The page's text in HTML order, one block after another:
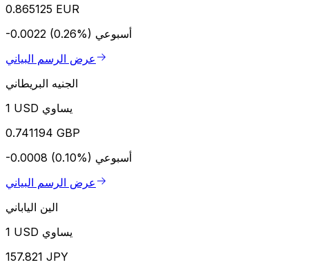
0.865125 EUR
-0.0022 (0.26%) أسبوعي
عرض الرسم البياني
الجنيه البريطاني
1 USD يساوي
0.741194 GBP
-0.0008 (0.10%) أسبوعي
عرض الرسم البياني
الين الياباني
1 USD يساوي
157.821 JPY